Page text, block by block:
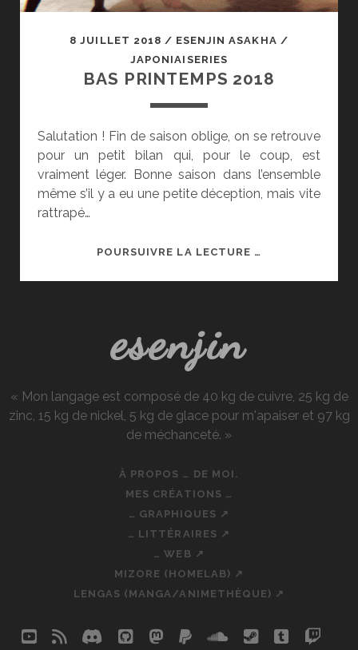
8 JUILLET 2018 / ESENJIN ASAKHA /
JAPONIAISERIES
BAS PRINTEMPS 2018
Salutation ! Fin de saison oblige, on se retrouve
pour un petit bilan qui, pour le coup, est
vraiment léger. Bonne saison dans l’ensemble
même s’il y a eu une petite déception, mais vite
rattrapé…
POURSUIVRE LA LECTURE …
esenjin
« Mon langage est composé de 40 kg de cuivre, 25 kg de
zinc, 15 kg de nickel, 5 kg de glace pour m'apaiser et 97 kg
de méchanceté. »
À PROPOS … DE MOI.
MES CRÉATIONS …
… GRAPHIQUES ↗
… LITTÉRAIRES ↗
… WEB ↗
MIZORE (HOMELAB) ↗
LENGAS (MANGA/ANIMETHÈQUE) ↗
youtube
rss discord
githubmastodon
paypalsoundcloud
steamtumblr